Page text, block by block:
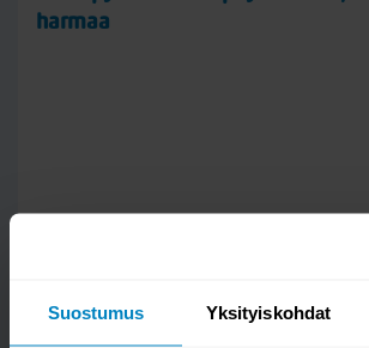
Suostumus Yksityiskohdat
Korkea Martindale-arvo kertoo hyvästä
harmaa